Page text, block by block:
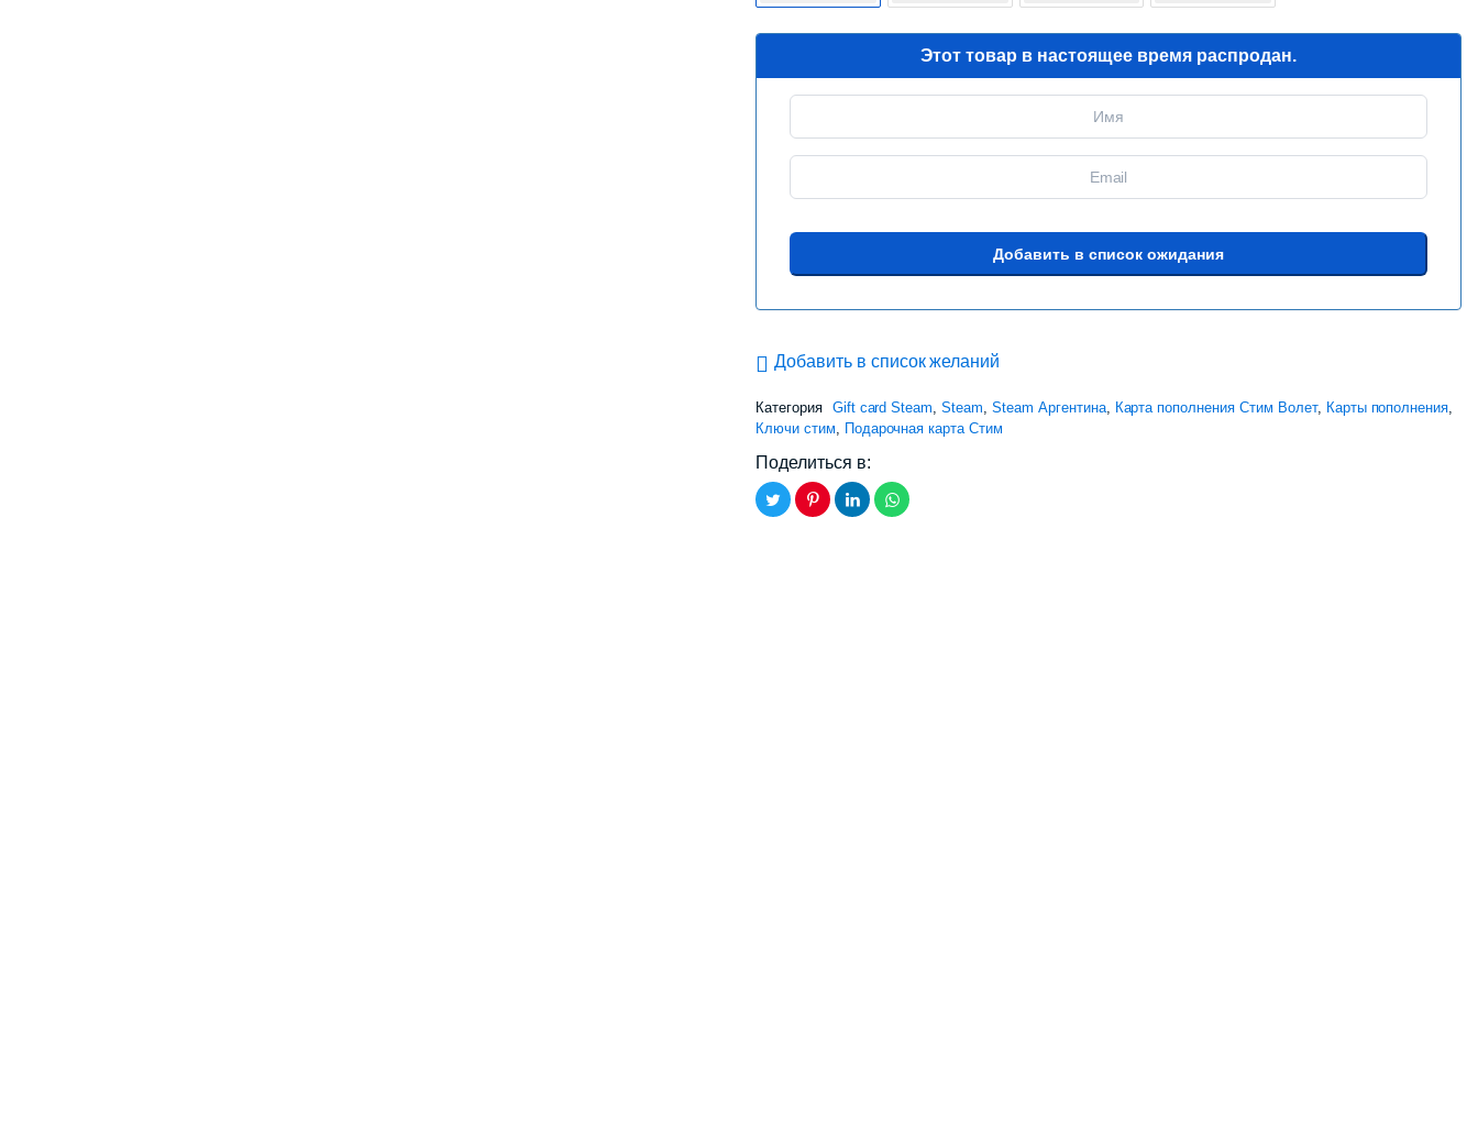
Этот товар в настоящее время распродан.
Добавить в список желаний
Категория Gift card Steam,Steam,Steam Аргентина, Карта пополнения Стим Волет, Карты пополнения,
Ключи стим, Подарочная карта Стим
Поделиться в: